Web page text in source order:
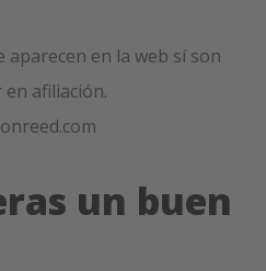
aparecen en la web sí son
afiliación.
un buen